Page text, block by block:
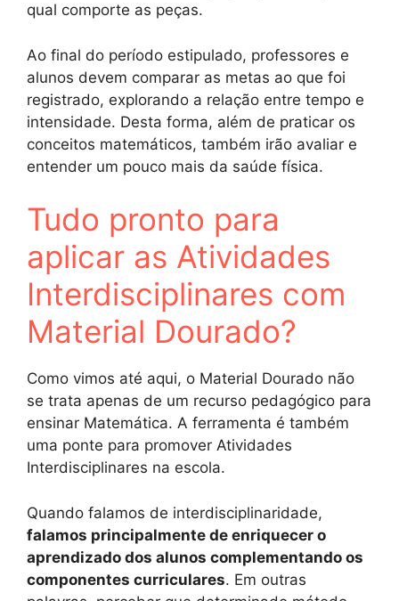
qual comporte as peças.
Ao final do período estipulado, professores e
alunos devem comparar as metas ao que foi
registrado, explorando a relação entre tempo e
intensidade. Desta forma, além de praticar os
conceitos matemáticos, também irão avaliar e
entender um pouco mais da saúde física.
Tudo pronto para
aplicar as Atividades
Interdisciplinares com
Material Dourado?
Como vimos até aqui, o Material Dourado não
se trata apenas de um recurso pedagógico para
ensinar Matemática. A ferramenta é também
uma ponte para promover Atividades
Interdisciplinares na escola.
Quando falamos de interdisciplinaridade,
falamos principalmente de enriquecer o
aprendizado dos alunos complementando os
componentes curriculares. Em outras